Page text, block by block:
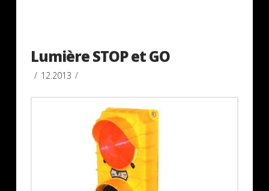
Lumière STOP et GO
12.2013